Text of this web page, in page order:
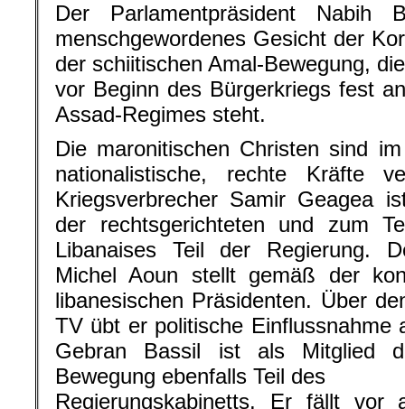
Der Parlamentpräsident
menschgewordenes Gesicht der
der schiitischen Amal-Bewegung,
vor Beginn des Bürgerkriegs fest
Assad-Regimes steht.
Die maronitischen Christen sind
nationalistische, rechte Kräfte
Kriegsverbrecher Samir Geagea
der rechtsgerichteten und zum
Libanaises Teil der Regierung.
Michel Aoun stellt gemäß der
libanesischen Präsidenten. Über
TV übt er politische Einflussnahme
Gebran Bassil ist als Mitglied
Bewegung ebenfalls Teil des
Regierungskabinetts. Er fällt vor